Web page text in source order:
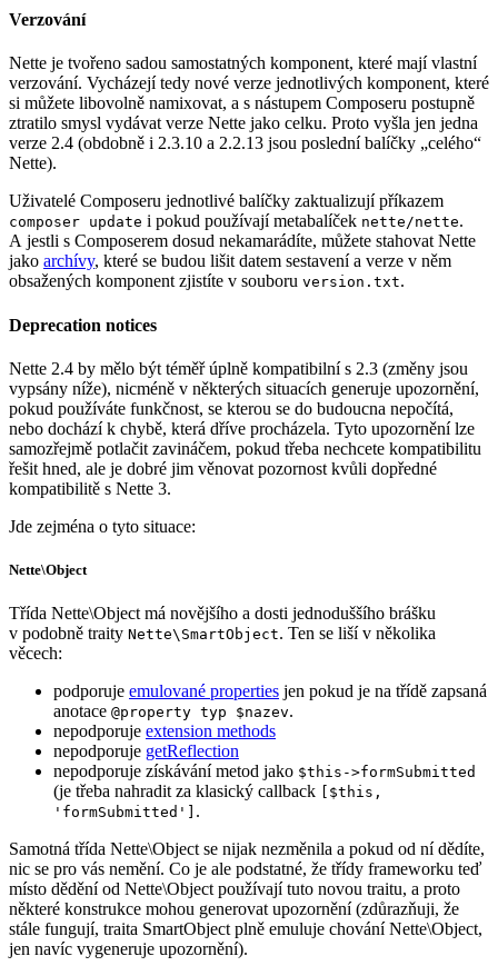
Verzování
Nette je tvořeno sadou samostatných komponent, které mají vlastní
verzování. Vycházejí tedy nové verze jednotlivých komponent, které
si můžete libovolně namixovat, a s nástupem Composeru postupně
ztratilo smysl vydávat verze Nette jako celku. Proto vyšla jen jedna
verze 2.4 (obdobně i 2.3.10 a 2.2.13 jsou poslední balíčky „celého“
Nette).
Uživatelé Composeru jednotlivé balíčky zaktualizují příkazem
composer update i pokud používají metabalíček nette/nette.
A jestli s Composerem dosud nekamarádíte, můžete stahovat Nette
jako archívy, které se budou lišit datem sestavení a verze v něm
obsažených komponent zjistíte v souboru version.txt.
Deprecation notices
Nette 2.4 by mělo být téměř úplně kompatibilní s 2.3 (změny jsou
vypsány níže), nicméně v některých situacích generuje upozornění,
pokud používáte funkčnost, se kterou se do budoucna nepočítá,
nebo dochází k chybě, která dříve procházela. Tyto upozornění lze
samozřejmě potlačit zavináčem, pokud třeba nechcete kompatibilitu
řešit hned, ale je dobré jim věnovat pozornost kvůli dopředné
kompatibilitě s Nette 3.
Jde zejména o tyto situace:
Nette\Object
Třída Nette\Object má novějšího a dosti jednoduššího brášku
v podobně traity Nette\SmartObject. Ten se liší v několika
věcech:
podporuje emulované properties jen pokud je na třídě zapsaná
anotace @property typ $nazev.
nepodporuje extension methods
nepodporuje getReflection
nepodporuje získávání metod jako $this->formSubmitted
(je třeba nahradit za klasický callback
[$this,
'formSubmitted'] .
Samotná třída Nette\Object se nijak nezměnila a pokud od ní dědíte,
nic se pro vás nemění. Co je ale podstatné, že třídy frameworku teď
místo dědění od Nette\Object používají tuto novou traitu, a proto
některé konstrukce mohou generovat upozornění (zdůrazňuji, že
stále fungují, traita SmartObject plně emuluje chování Nette\Object,
jen navíc vygeneruje upozornění).